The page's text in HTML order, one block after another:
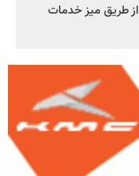
طریق میز خدمات